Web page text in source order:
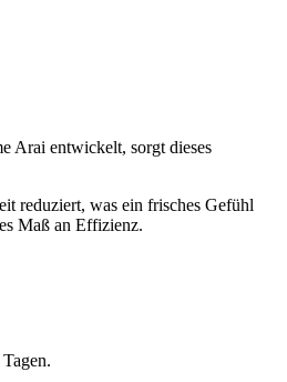
Arai entwickelt, sorgt dieses
reduziert, was ein frisches Gefühl
Maß an Effizienz.